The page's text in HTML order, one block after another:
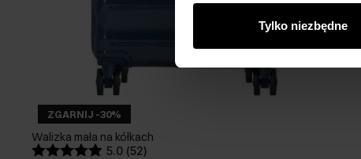
Tylko niezbędne
ZGARNIJ -30%
Walizka mała na kółkach
5.0 (52)